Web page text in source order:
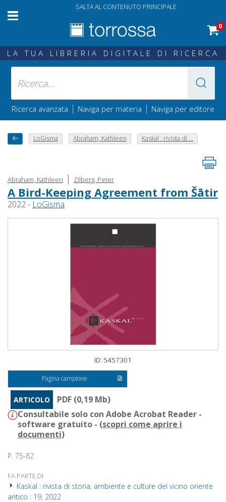
SALTA AL CONTENUTO PRINCIPALE
0
LA TUA LIBRERIA DIGITALE DI RICERCA
Ricerca avanzata | Naviga per materia | Naviga per editore
LoGisma Abraham, Kathleen Kaskal : rivista di ...
Abraham, Kathleen | Zilberg, Peter
A Bird-Keeping Agreement from Šātir
2022 - LoGisma
ID: 5457301
Pagina campione
ARTICOLO
PDF (0,19 Mb)
Consultabile solo con Adobe Acrobat Reader -
software gratuito - (scopri come aprire i
documenti)
P. 75-82
FA PARTE DI
Kaskal : rivista di storia, ambiente e culture del vicino oriente
antico : 19, 2022